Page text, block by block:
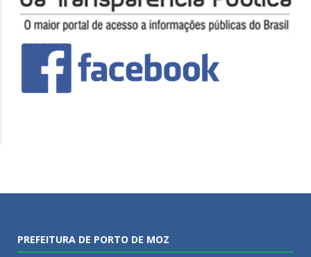
PREFEITURA DE PORTO DE MOZ